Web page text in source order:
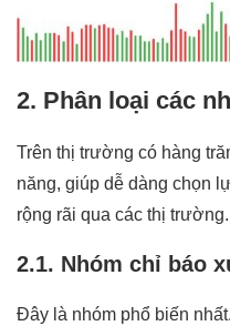
2. Phân loại các
Trên thị trường có hàng
năng, giúp dễ dàng chọn
rộng rãi qua các thị trường.
2.1. Nhóm chỉ báo
Đây là nhóm phổ biến